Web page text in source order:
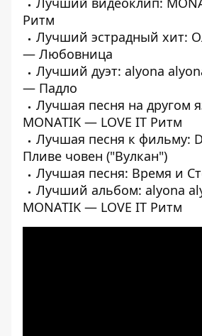
Ритм
Лучший эстрадный хит:
— Любовница
Лучший дуэт: alyona
— Падло
Лучшая песня на другом
MONATIK — LOVE IT Ритм
Лучшая песня к фильму:
Пливе човен ("Вулкан")
Лучшая песня: Время и
Лучший альбом: alyona
MONATIK — LOVE IT Ритм